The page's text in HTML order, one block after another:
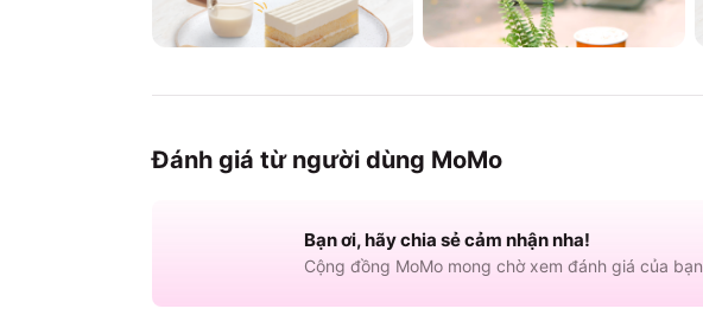
Đánh giá từ người dùng MoMo
Bạn ơi, hãy chia sẻ cảm nhận nha!
Cộng đồng MoMo mong chờ xem đánh giá của bạn